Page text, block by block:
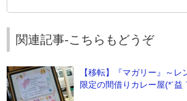
関連記事-こちらもどうぞ
【移転】『マガリー』～
限定の間借りカレー屋(*´